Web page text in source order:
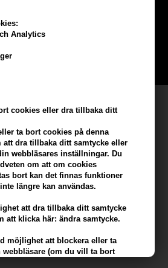
Analytics
cookies eller dra tillbaka ditt
ta bort cookies på denna
att dra tillbaka ditt samtycke eller
webbläsares inställningar. Du
om att om cookies
bort kan det finnas funktioner
längre kan användas.
att dra tillbaka ditt samtycke
att klicka här: ändra samtycke.
möjlighet att blockera eller ta
(om du vill ta bort
gratis och få rabatter när du handlar
HÄR
returpolicy